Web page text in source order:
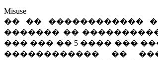
Misuse
�� �� ������������
������� ��
��� ��� �� 5 ���� ���
������������ ��